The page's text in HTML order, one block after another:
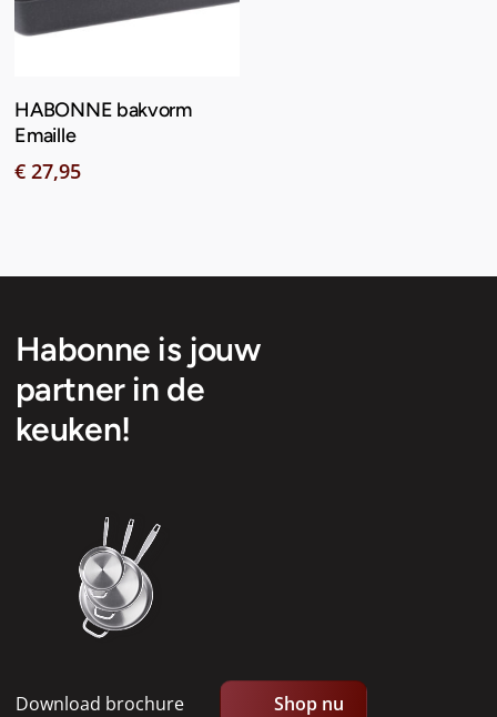
Toevoegen Aan
HABONNE bakvorm
Emaille
€ 27,95
Habonne is jouw
partner in de
keuken!
Download brochure Shop nu